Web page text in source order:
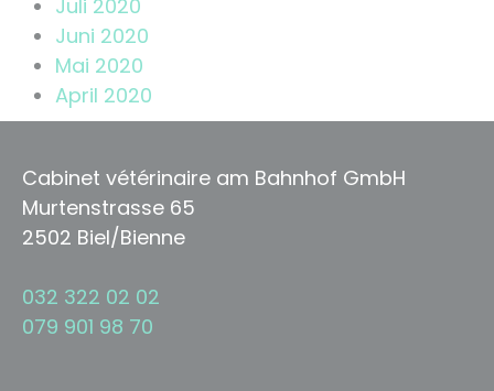
Juli 2020
Juni 2020
Mai 2020
April 2020
Cabinet vétérinaire am Bahnhof GmbH
Murtenstrasse 65
2502 Biel/Bienne
032 322 02 02
079 901 98 70